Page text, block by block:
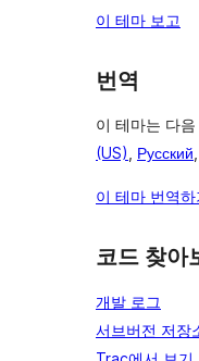
이 테마 보고
번역
이 테마는 다
(US), Русский
이 테마 번역하
코드 찾아
개발 로그
서브버전 저장